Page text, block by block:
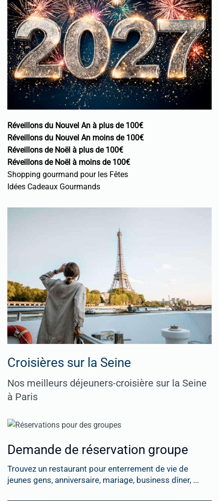
Réveillons du Nouvel An à plus de 100€
Réveillons du Nouvel An moins de 100€
Réveillons de Noël à plus de 100€
Réveillons de Noël à moins de 100€
Shopping gourmand pour les Fêtes
Idées Cadeaux Gourmands
Croisières sur la Seine
Nos meilleurs déjeuners-croisière sur la Seine
à Paris
Demande de réservation groupe
Trouvez un restaurant pour enterrement de vie de
jeunes gens, anniversaire, mariage, business dîner, ...